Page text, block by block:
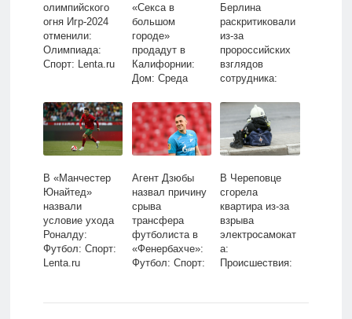
олимпийского
огня Игр-2024
отменили:
Олимпиада:
Спорт: Lenta.ru
«Секса в
большом
городе»
продадут в
Калифорнии:
Дом: Среда
Lenta.ru
Берлина
раскритиковали
из-за
пророссийских
взглядов
сотрудника:
В «Манчестер
Юнайтед»
назвали
условие ухода
Роналду:
Футбол: Спорт:
Lenta.ru
Агент Дзюбы
назвал причину
срыва
трансфера
футболиста в
«Фенербахче»:
Футбол: Спорт:
В Череповце
сгорела
квартира из-за
взрыва
электросамокат
а:
Происшествия: